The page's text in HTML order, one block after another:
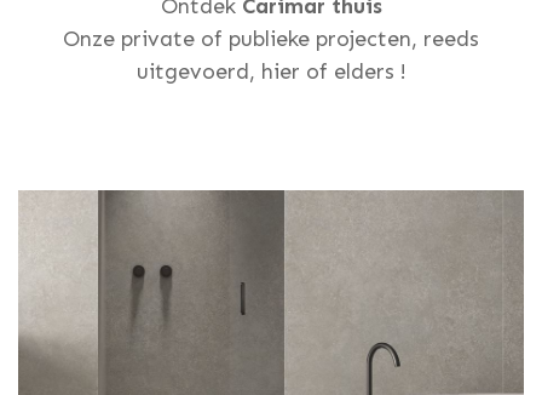
Ontdek Carimar thuis
Onze private of publieke projecten, reeds
uitgevoerd, hier of elders !